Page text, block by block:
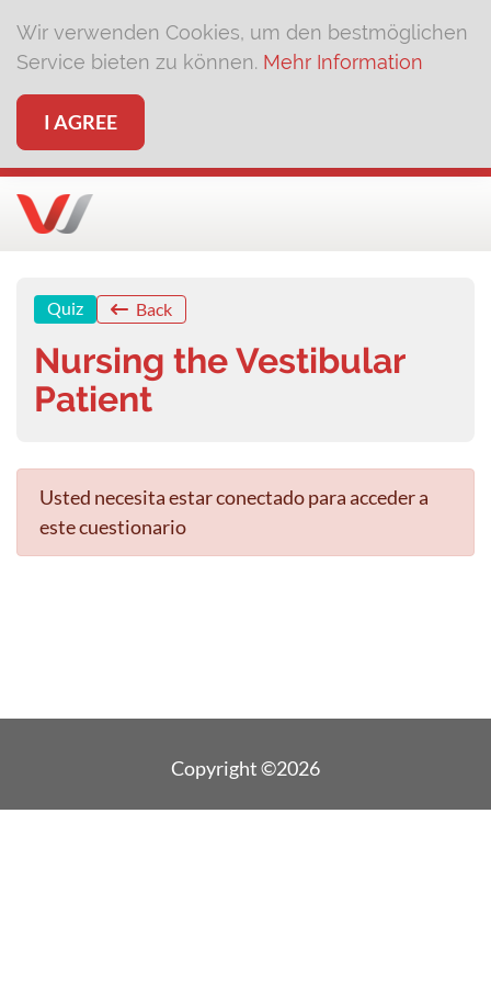
Wir verwenden Cookies, um den bestmöglichen
Service bieten zu können. Mehr Information
I AGREE
Quiz Back
Nursing the Vestibular
Patient
Usted necesita estar conectado para acceder a
este cuestionario
Copyright ©2026